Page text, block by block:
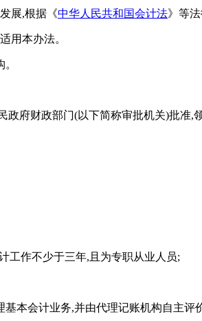
展,根据《中华人民共和国会计法》等
用本办法。
府财政部门(以下简称审批机关)批准
工作不少于三年,且为专职从业人员;
本会计业务,并由代理记账机构自主评